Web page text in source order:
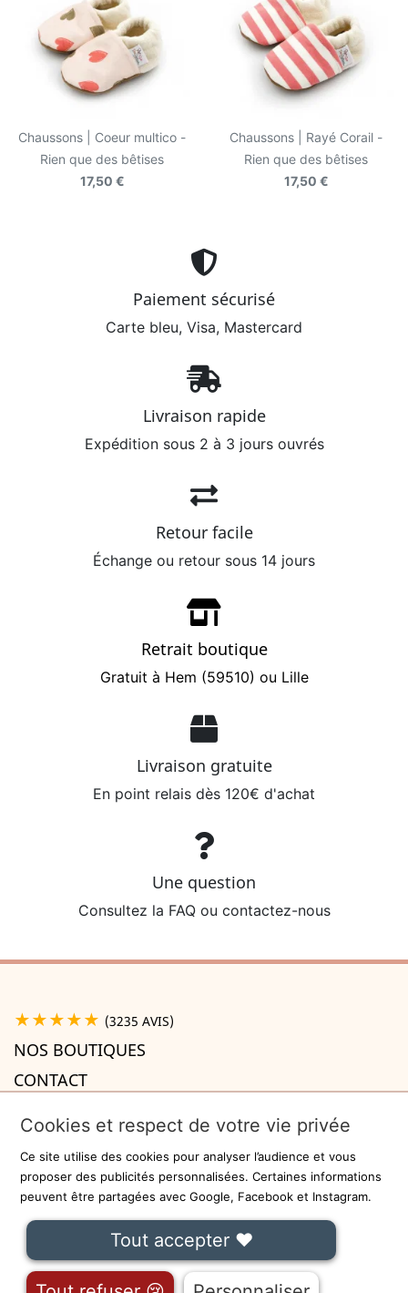
Chaussons | Coeur multico -
Rien que des bêtises
17,50 €
Chaussons | Rayé Corail -
Rien que des bêtises
17,50 €
Paiement sécurisé
Carte bleu, Visa, Mastercard
Livraison rapide
Expédition sous 2 à 3 jours ouvrés
Retour facile
Échange ou retour sous 14 jours
Retrait boutique
Gratuit à Hem (59510) ou Lille
Livraison gratuite
En point relais dès 120€ d'achat
Une question
Consultez la FAQ ou contactez-nous
★★★★★ (3235 AVIS)
NOS BOUTIQUES
CONTACT
INFORMATIONS
Recevez la newsletter
On ne communiquera jamais votre adresse e-mail à des tiers.
Fait avec à Lille - Sécurisé par -
Cookies et respect de votre vie privée
Ce site utilise des cookies pour analyser l’audience et vous
proposer des publicités personnalisées. Certaines informations
peuvent être partagées avec Google, Facebook et Instagram.
Tout accepter ❤